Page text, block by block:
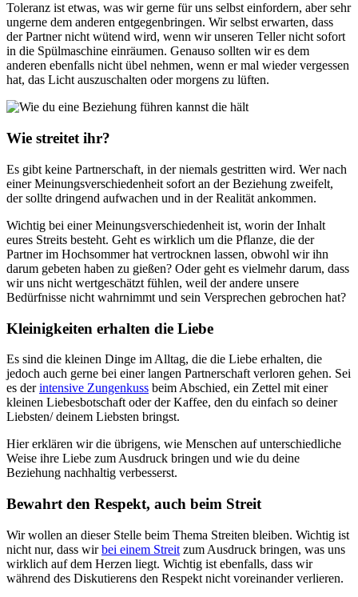
Toleranz ist etwas, was wir gerne für uns selbst einfordern, aber sehr
ungerne dem anderen entgegenbringen. Wir selbst erwarten, dass
der Partner nicht wütend wird, wenn wir unseren Teller nicht sofort
in die Spülmaschine einräumen. Genauso sollten wir es dem
anderen ebenfalls nicht übel nehmen, wenn er mal wieder vergessen
hat, das Licht auszuschalten oder morgens zu lüften.
Wie streitet ihr?
Es gibt keine Partnerschaft, in der niemals gestritten wird. Wer nach
einer Meinungsverschiedenheit sofort an der Beziehung zweifelt,
der sollte dringend aufwachen und in der Realität ankommen.
Wichtig bei einer Meinungsverschiedenheit ist, worin der Inhalt
eures Streits besteht. Geht es wirklich um die Pflanze, die der
Partner im Hochsommer hat vertrocknen lassen, obwohl wir ihn
darum gebeten haben zu gießen? Oder geht es vielmehr darum, dass
wir uns nicht wertgeschätzt fühlen, weil der andere unsere
Bedürfnisse nicht wahrnimmt und sein Versprechen gebrochen hat?
Kleinigkeiten erhalten die Liebe
Es sind die kleinen Dinge im Alltag, die die Liebe erhalten, die
jedoch auch gerne bei einer langen Partnerschaft verloren gehen. Sei
es derintensive Zungenkuss beim Abschied, ein Zettel mit einer
kleinen Liebesbotschaft oder der Kaffee, den du einfach so deiner
Liebsten/ deinem Liebsten bringst.
Hier erklären wir die übrigens, wie Menschen auf unterschiedliche
Weise ihre Liebe zum Ausdruck bringen und wie du deine
Beziehung nachhaltig verbesserst.
Bewahrt den Respekt, auch beim Streit
Wir wollen an dieser Stelle beim Thema Streiten bleiben. Wichtig ist
nicht nur, dass wirbei einem Streit zum Ausdruck bringen, was uns
wirklich auf dem Herzen liegt. Wichtig ist ebenfalls, dass wir
während des Diskutierens den Respekt nicht voreinander verlieren.